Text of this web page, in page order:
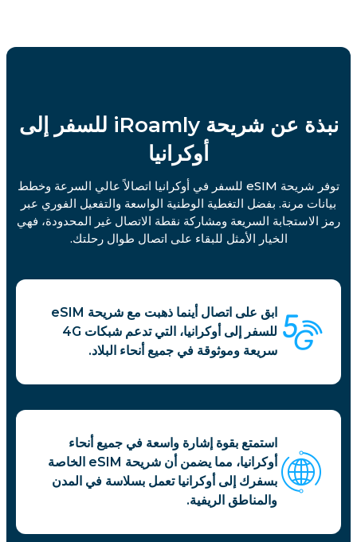
نبذة عن شريحة iRoamly للسفر إلى
أوكرانيا
توفر شريحة eSIM للسفر في أوكرانيا اتصالاً عالي السرعة وخطط
بيانات مرنة. بفضل التغطية الوطنية الواسعة والتفعيل الفوري عبر
رمز الاستجابة السريعة ومشاركة نقطة الاتصال غير المحدودة، فهي
الخيار الأمثل للبقاء على اتصال طوال رحلتك.
ابق على اتصال أينما ذهبت مع شريحة eSIM
للسفر إلى أوكرانيا، التي تدعم شبكات 4G
سريعة وموثوقة في جميع أنحاء البلاد.
استمتع بقوة إشارة واسعة في جميع أنحاء
أوكرانيا، مما يضمن أن شريحة eSIM الخاصة
بسفرك إلى أوكرانيا تعمل بسلاسة في المدن
والمناطق الريفية.